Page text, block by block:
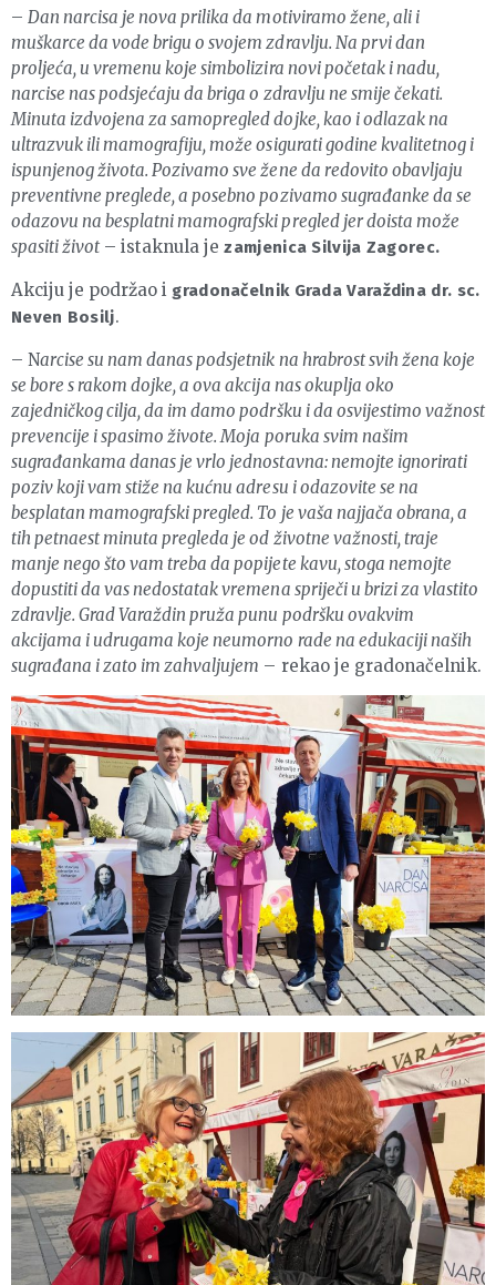
–Dan narcisa je nova prilika da motiviramo žene, ali i
muškarce da vode brigu o svojem zdravlju. Na prvi dan
proljeća, u vremenu koje simbolizira novi početak i nadu,
narcise nas podsjećaju da briga o zdravlju ne smije čekati.
Minuta izdvojena za samopregled dojke, kao i odlazak na
ultrazvuk ili mamografiju, može osigurati godine kvalitetnog i
ispunjenog života. Pozivamo sve žene da redovito obavljaju
preventivne preglede, a posebno pozivamo sugrađanke da se
odazovu na besplatni mamografski pregled jer doista može
spasiti život – istaknula jezamjenica Silvija Zagorec.
Akciju je podržao i gradonačelnik Grada Varaždina dr. sc.
Neven Bosilj.
– Narcise su nam danas podsjetnik na hrabrost svih žena koje
se bore s rakom dojke, a ova akcija nas okuplja oko
zajedničkog cilja, da im damo podršku i da osvijestimo važnost
prevencije i spasimo živote. Moja poruka svim našim
sugrađankama danas je vrlo jednostavna: nemojte ignorirati
poziv koji vam stiže na kućnu adresu i odazovite se na
besplatan mamografski pregled. To je vaša najjača obrana, a
tih petnaest minuta pregleda je od životne važnosti, traje
manje nego što vam treba da popijete kavu, stoga nemojte
dopustiti da vas nedostatak vremena spriječi u brizi za vlastito
zdravlje. Grad Varaždin pruža punu podršku ovakvim
akcijama i udrugama koje neumorno rade na edukaciji naših
sugrađana i zato im zahvaljujem – rekao je gradonačelnik.